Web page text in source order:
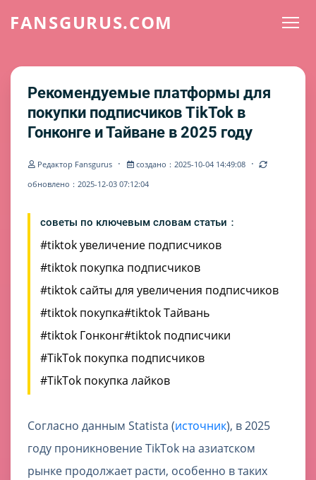
FANSGURUS.COM
Рекомендуемые платформы для
покупки подписчиков TikTok в
Гонконге и Тайване в 2025 году
Редактор Fansgurus · создано：2025-10-04 14:49:08 ·
обновлено：2025-12-03 07:12:04
советы по ключевым словам статьи：
#tiktok увеличение подписчиков
#tiktok покупка подписчиков
#tiktok сайты для увеличения подписчиков
#tiktok покупка#tiktok Тайвань
#tiktok Гонконг#tiktok подписчики
#TikTok покупка подписчиков
#TikTok покупка лайков
Согласно данным Statista (источник), в 2025
году проникновение TikTok на азиатском
рынке продолжает расти, особенно в таких